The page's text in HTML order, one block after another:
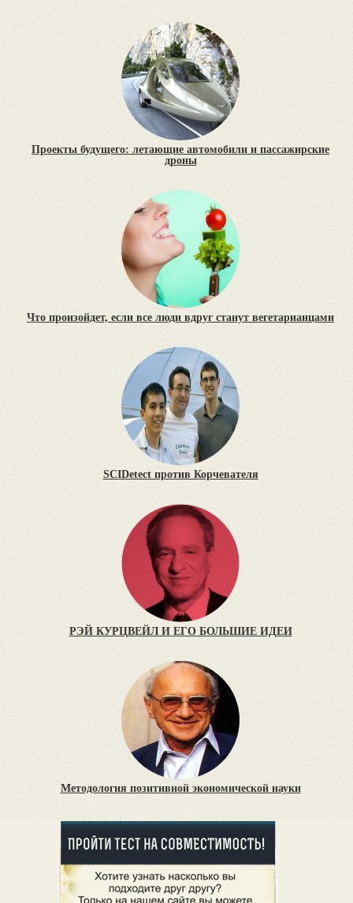
Проекты будущего: летающие автомобили и пассажирские
дроны
Что произойдет, если все люди вдруг станут вегетарианцами
SCIDetect против Корчевателя
РЭЙ КУРЦВЕЙЛ И ЕГО БОЛЬШИЕ ИДЕИ
Методология позитивной экономической науки